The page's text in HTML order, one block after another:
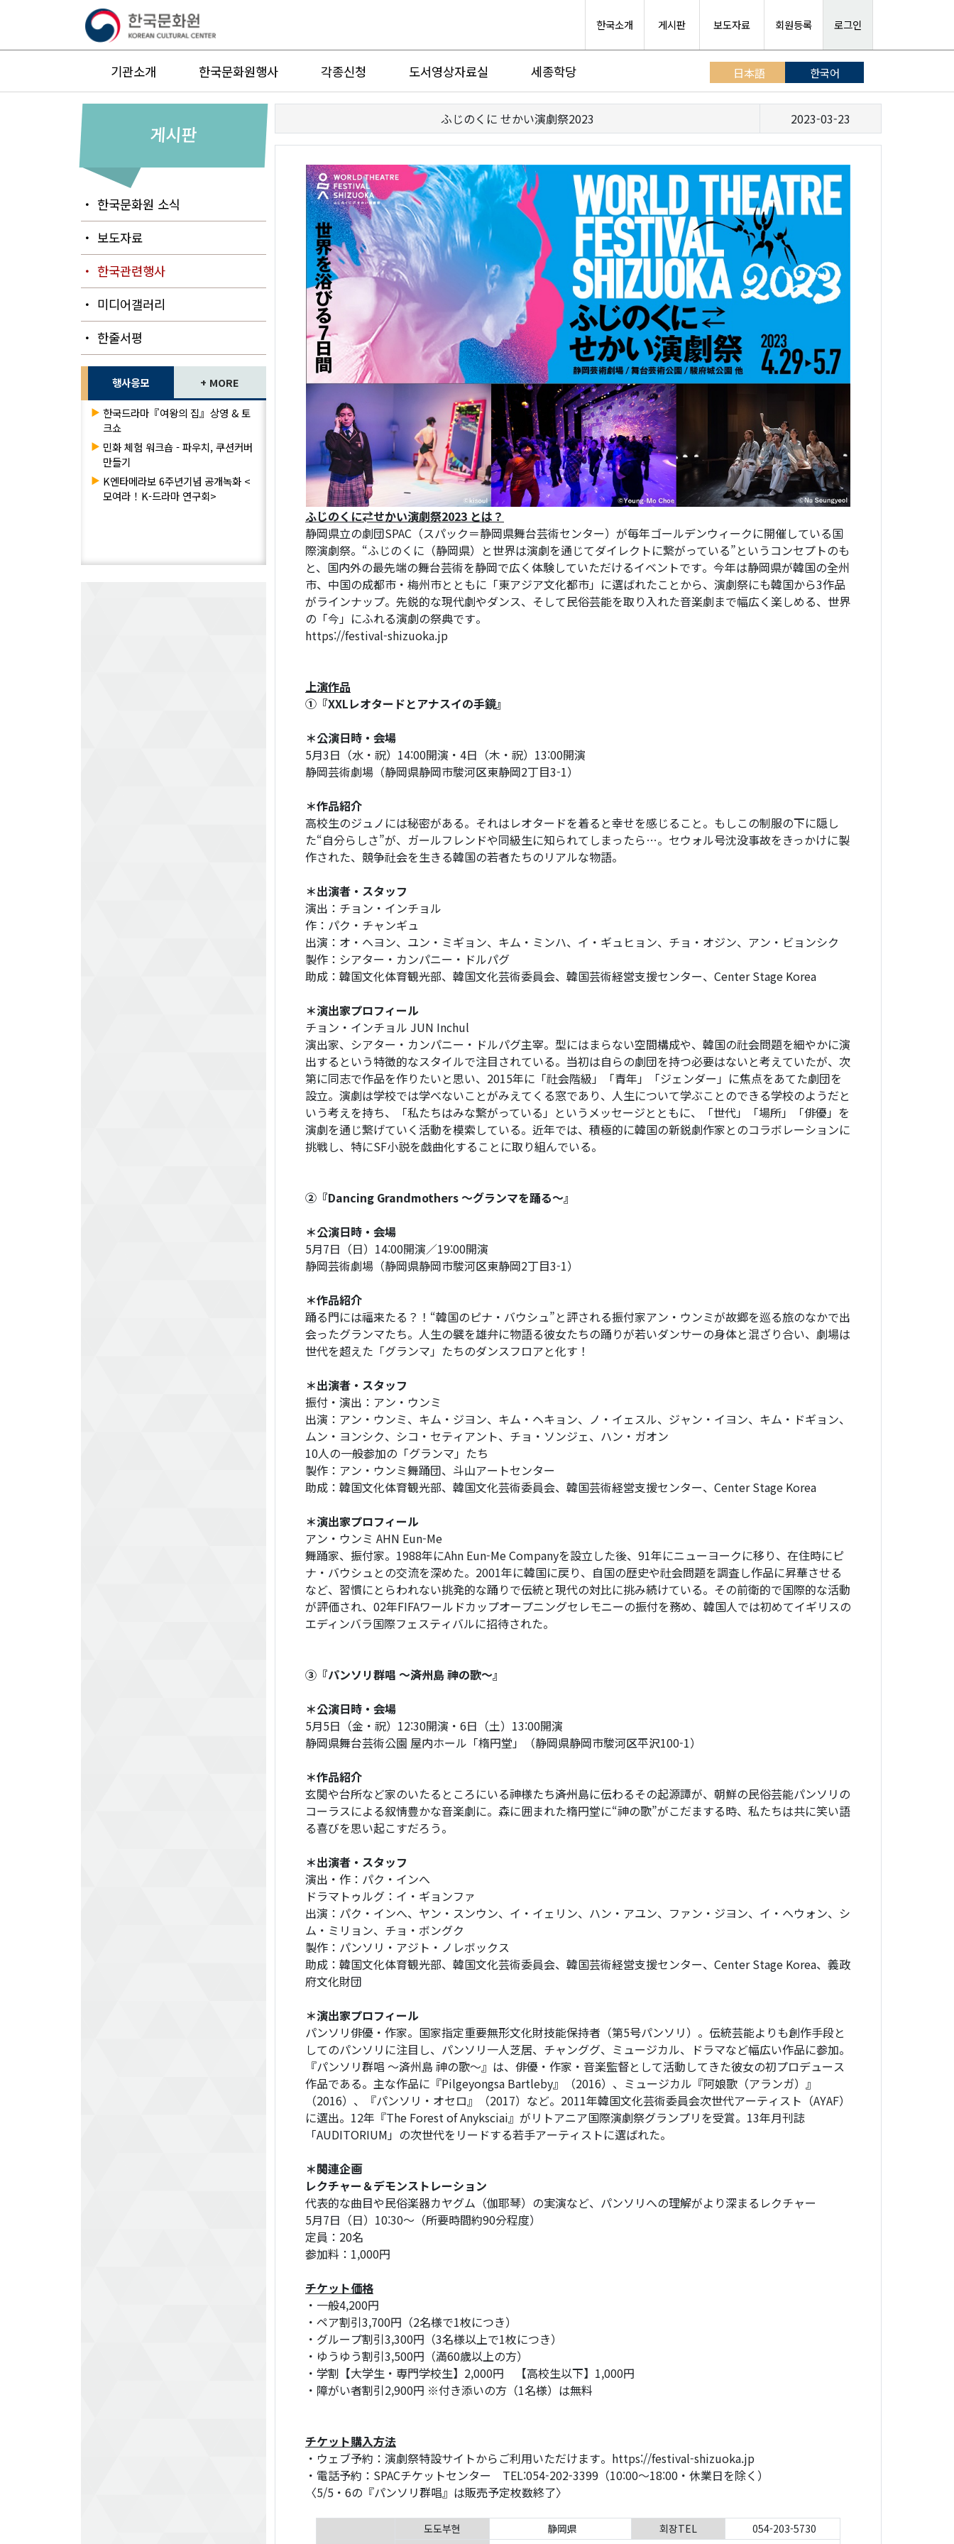
한국소개 게시판 보도자료 회원등록 로그인
기관소개 한국문화원행사 각종신청 도서영상자료실 세종학당 日本語 한국어
게시판
・ 한국문화원 소식
・ 보도자료
・ 한국관련행사
・ 미디어갤러리
・ 한줄서평
행사응모 + MORE
▶ 한국드라마『여왕의 집』상영 & 토
크쇼
▶ 민화 체험 워크숍 - 파우치, 쿠션커버
만들기
▶ K엔타메라보 6주년기념 공개녹화 <
모여라！K-드라마 연구회>
ふじのくに せかい演劇祭2023 2023-03-23
ふじのくに⇄せかい演劇祭2023 とは？
静岡県立の劇団SPAC（スパック＝静岡県舞台芸術センター）が毎年ゴールデンウィークに開催している国
際演劇祭。“ふじのくに（静岡県）と世界は演劇を通じてダイレクトに繋がっている”というコンセプトのも
と、国内外の最先端の舞台芸術を静岡で広く体験していただけるイベントです。今年は静岡県が韓国の全州
市、中国の成都市・梅州市とともに「東アジア文化都市」に選ばれたことから、演劇祭にも韓国から3作品
がラインナップ。先鋭的な現代劇やダンス、そして民俗芸能を取り入れた音楽劇まで幅広く楽しめる、世界
の「今」にふれる演劇の祭典です。
https://festival-shizuoka.jp
上演作品
①『XXLレオタードとアナスイの手鏡』
＊公演日時・会場
5月3日（水・祝）14:00開演・4日（木・祝）13:00開演
静岡芸術劇場（静岡県静岡市駿河区東静岡2丁目3-1）
＊作品紹介
高校生のジュノには秘密がある。それはレオタードを着ると幸せを感じること。もしこの制服の下に隠し
た“自分らしさ”が、ガールフレンドや同級生に知られてしまったら…。セウォル号沈没事故をきっかけに製
作された、競争社会を生きる韓国の若者たちのリアルな物語。
＊出演者・スタッフ
演出：チョン・インチョル
作：パク・チャンギュ
出演：オ・ヘヨン、ユン・ミギョン、キム・ミンハ、イ・ギュヒョン、チョ・オジン、アン・ビョンシク
製作：シアター・カンパニー・ドルパグ
助成：韓国文化体育観光部、韓国文化芸術委員会、韓国芸術経営支援センター、Center Stage Korea
＊演出家プロフィール
チョン・インチョル JUN Inchul
演出家、シアター・カンパニー・ドルパグ主宰。型にはまらない空間構成や、韓国の社会問題を細やかに演
出するという特徴的なスタイルで注目されている。当初は自らの劇団を持つ必要はないと考えていたが、次
第に同志で作品を作りたいと思い、2015年に「社会階級」「青年」「ジェンダー」に焦点をあてた劇団を
設立。演劇は学校では学べないことがみえてくる窓であり、人生について学ぶことのできる学校のようだと
いう考えを持ち、「私たちはみな繋がっている」というメッセージとともに、「世代」「場所」「俳優」を
演劇を通じ繋げていく活動を模索している。近年では、積極的に韓国の新鋭劇作家とのコラボレーションに
挑戦し、特にSF小説を戯曲化することに取り組んでいる。
②『Dancing Grandmothers ～グランマを踊る～』
＊公演日時・会場
5月7日（日）14:00開演／19:00開演
静岡芸術劇場（静岡県静岡市駿河区東静岡2丁目3-1）
＊作品紹介
踊る門には福来たる？！“韓国のピナ・バウシュ”と評される振付家アン・ウンミが故郷を巡る旅のなかで出
会ったグランマたち。人生の襞を雄弁に物語る彼女たちの踊りが若いダンサーの身体と混ざり合い、劇場は
世代を超えた「グランマ」たちのダンスフロアと化す！
＊出演者・スタッフ
振付・演出：アン・ウンミ
出演：アン・ウンミ、キム・ジヨン、キム・ヘキョン、ノ・イェスル、ジャン・イヨン、キム・ドギョン、
ムン・ヨンシク、シコ・セティアント、チョ・ソンジェ、ハン・ガオン
10人の一般参加の「グランマ」たち
製作：アン・ウンミ舞踊団、斗山アートセンター
助成：韓国文化体育観光部、韓国文化芸術委員会、韓国芸術経営支援センター、Center Stage Korea
＊演出家プロフィール
アン・ウンミ AHN Eun-Me
舞踊家、振付家。1988年にAhn Eun-Me Companyを設立した後、91年にニューヨークに移り、在住時にピ
ナ・バウシュとの交流を深めた。2001年に韓国に戻り、自国の歴史や社会問題を調査し作品に昇華させる
など、習慣にとらわれない挑発的な踊りで伝統と現代の対比に挑み続けている。その前衛的で国際的な活動
が評価され、02年FIFAワールドカップオープニングセレモニーの振付を務め、韓国人では初めてイギリスの
エディンバラ国際フェスティバルに招待された。
③『パンソリ群唱 ～済州島 神の歌～』
＊公演日時・会場
5月5日（金・祝）12:30開演・6日（土）13:00開演
静岡県舞台芸術公園 屋内ホール「楕円堂」（静岡県静岡市駿河区平沢100-1）
＊作品紹介
玄関や台所など家のいたるところにいる神様たち――済州島に伝わるその起源譚が、朝鮮の民俗芸能パンソリの
コーラスによる叙情豊かな音楽劇に。森に囲まれた楕円堂に“神の歌”がこだまする時、私たちは共に笑い語
る喜びを思い起こすだろう。
＊出演者・スタッフ
演出・作：パク・インへ
ドラマトゥルグ：イ・ギョンファ
出演：パク・インへ、ヤン・スンウン、イ・イェリン、ハン・アユン、ファン・ジヨン、イ・ヘウォン、シ
ム・ミリョン、チョ・ボングク
製作：パンソリ・アジト・ノレボックス
助成：韓国文化体育観光部、韓国文化芸術委員会、韓国芸術経営支援センター、Center Stage Korea、義政
府文化財団
＊演出家プロフィール
パンソリ俳優・作家。国家指定重要無形文化財技能保持者（第5号パンソリ）。伝統芸能よりも創作手段と
してのパンソリに注目し、パンソリ一人芝居、チャンググ、ミュージカル、ドラマなど幅広い作品に参加。
『パンソリ群唱 ～済州島 神の歌～』は、俳優・作家・音楽監督として活動してきた彼女の初プロデュース
作品である。主な作品に『Pilgeyongsa Bartleby』（2016）、ミュージカル『阿娘歌（アランガ）』
（2016）、『パンソリ・オセロ』（2017）など。2011年韓国文化芸術委員会次世代アーティスト（AYAF）
に選出。12年『The Forest of Anyksciai』がリトアニア国際演劇祭グランプリを受賞。13年月刊誌
「AUDITORIUM」の次世代をリードする若手アーティストに選ばれた。
＊関連企画
レクチャー＆デモンストレーション
代表的な曲目や民俗楽器カヤグム（伽耶琴）の実演など、パンソリへの理解がより深まるレクチャー
5月7日（日）10:30～（所要時間約90分程度）
定員：20名
参加料：1,000円
チケット価格
・一般4,200円
・ペア割引3,700円（2名様で1枚につき）
・グループ割引3,300円（3名様以上で1枚につき）
・ゆうゆう割引3,500円（満60歳以上の方）
・学割【大学生・専門学校生】2,000円 【高校生以下】1,000円
・障がい者割引2,900円 ※付き添いの方（1名様）は無料
チケット購入方法
・ウェブ予約：演劇祭特設サイトからご利用いただけます。https://festival-shizuoka.jp
・電話予約：SPACチケットセンター TEL:054-202-3399（10:00～18:00・休業日を除く）
〈5/5・6の『パンソリ群唱』は販売予定枚数終了〉
도도부현 静岡県 회장TEL
054-203-5730